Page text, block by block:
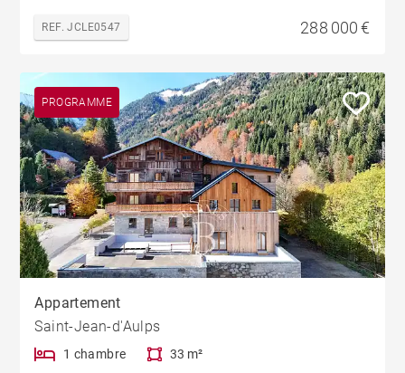
REF. JCLE0547 288 000 €
PROGRAMME
Appartement
Saint-Jean-d'Aulps
1 chambre 33 m²